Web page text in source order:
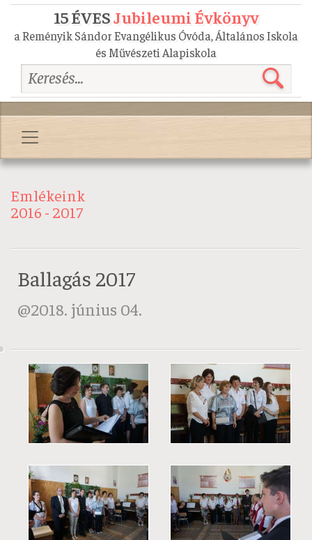
15 ÉVESJubileumi Évkönyv
a Reményik Sándor Evangélikus Óvóda, Általános Iskola
és Művészeti Alapiskola
Emlékeink
2016 - 2017
Ballagás 2017
2018. június 04.